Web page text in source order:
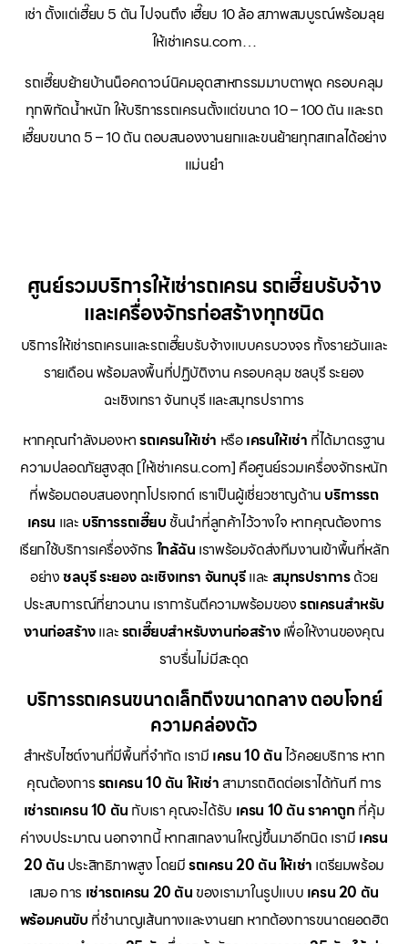
เช่า ตั้งแต่เฮี๊ยบ 5 ตัน ไปจนถึง เฮี๊ยบ 10 ล้อ สภาพสมบูรณ์พร้อมลุย
ให้เช่าเครน.com…
รถเฮี๊ยบย้ายบ้านน็อคดาวน์นิคมอุตสาหกรรมมาบตาพุด ครอบคลุม
ทุกพิกัดน้ำหนัก ให้บริการรถเครนตั้งแต่ขนาด 10 – 100 ตัน และรถ
เฮี๊ยบขนาด 5 – 10 ตัน ตอบสนองงานยกและขนย้ายทุกสเกลได้อย่าง
แม่นยำ
ศูนย์รวมบริการให้เช่ารถเครน รถเฮี๊ยบรับจ้าง
และเครื่องจักรก่อสร้างทุกชนิด
บริการให้เช่ารถเครนและรถเฮี๊ยบรับจ้างแบบครบวงจร ทั้งรายวันและ
รายเดือน พร้อมลงพื้นที่ปฏิบัติงาน ครอบคลุม ชลบุรี ระยอง
ฉะเชิงเทรา จันทบุรี และสมุทรปราการ
หากคุณกำลังมองหารถเครนให้เช่า หรือเครนให้เช่า ที่ได้มาตรฐาน
ความปลอดภัยสูงสุด [ให้เช่าเครน.com] คือศูนย์รวมเครื่องจักรหนัก
ที่พร้อมตอบสนองทุกโปรเจกต์ เราเป็นผู้เชี่ยวชาญด้าน บริการรถ
เครน และ บริการรถเฮี๊ยบ ชั้นนำที่ลูกค้าไว้วางใจ หากคุณต้องการ
เรียกใช้บริการเครื่องจักร ใกล้ฉัน เราพร้อมจัดส่งทีมงานเข้าพื้นที่หลัก
อย่างชลบุรี ระยอง ฉะเชิงเทรา จันทบุรีและ สมุทรปราการด้วย
ประสบการณ์ที่ยาวนาน เราการันตีความพร้อมของรถเครนสำหรับ
งานก่อสร้างและรถเฮี๊ยบสำหรับงานก่อสร้างเพื่อให้งานของคุณ
ราบรื่นไม่มีสะดุด
บริการรถเครนขนาดเล็กถึงขนาดกลาง ตอบโจทย์
ความคล่องตัว
สำหรับไซต์งานที่มีพื้นที่จำกัด เรามี เครน 10 ตันไว้คอยบริการ หาก
คุณต้องการรถเครน 10 ตัน ให้เช่า สามารถติดต่อเราได้ทันที การ
เช่ารถเครน 10 ตัน กับเรา คุณจะได้รับ เครน 10 ตัน ราคาถูกที่คุ้ม
ค่างบประมาณ นอกจากนี้ หากสเกลงานใหญ่ขึ้นมาอีกนิด เรามี เครน
20 ตัน ประสิทธิภาพสูง โดยมีรถเครน 20 ตัน ให้เช่า เตรียมพร้อม
เสมอ การ เช่ารถเครน 20 ตัน ของเรามาในรูปแบบ เครน 20 ตัน
พร้อมคนขับ ที่ชำนาญเส้นทางและงานยก หากต้องการขนาดยอดฮิต